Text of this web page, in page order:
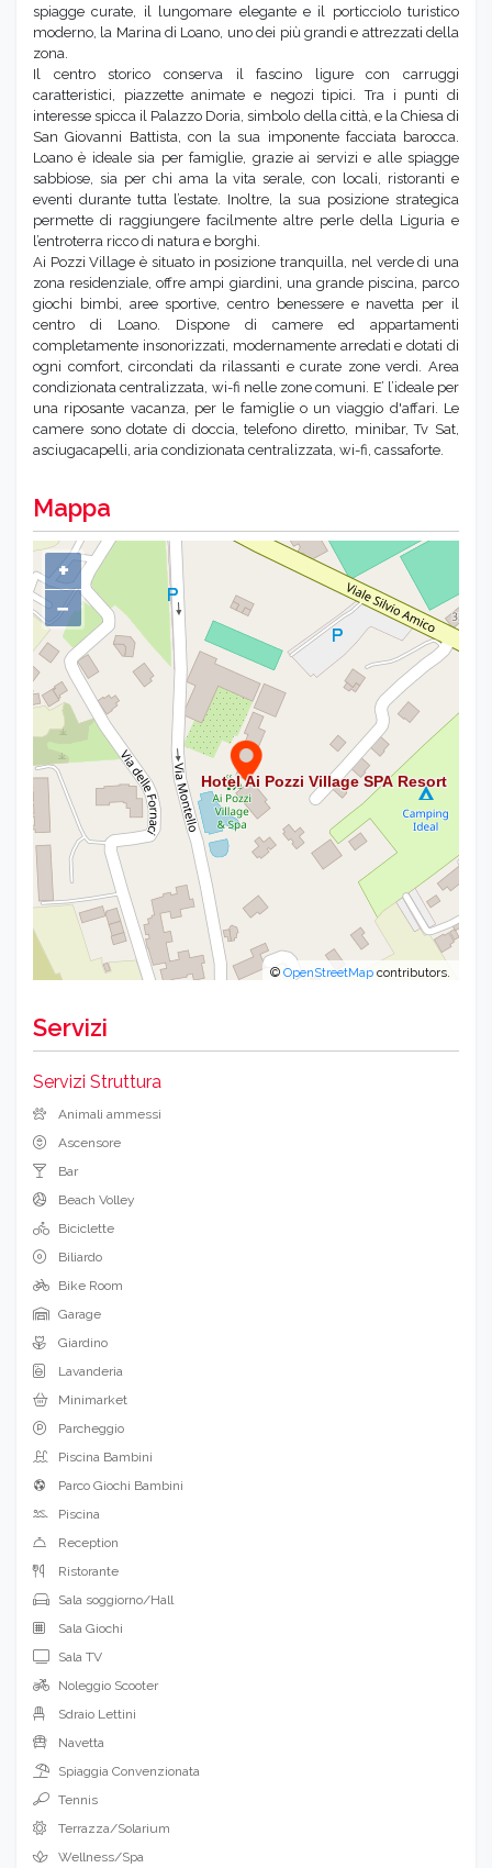
spiagge curate, il lungomare elegante e il porticciolo turistico
moderno, la Marina di Loano, uno dei più grandi e attrezzati della
zona.
Il centro storico conserva il fascino ligure con carruggi
caratteristici, piazzette animate e negozi tipici. Tra i punti di
interesse spicca il Palazzo Doria, simbolo della città, e la Chiesa di
San Giovanni Battista, con la sua imponente facciata barocca.
Loano è ideale sia per famiglie, grazie ai servizi e alle spiagge
sabbiose, sia per chi ama la vita serale, con locali, ristoranti e
eventi durante tutta l’estate. Inoltre, la sua posizione strategica
permette di raggiungere facilmente altre perle della Liguria e
l’entroterra ricco di natura e borghi.
Ai Pozzi Village è situato in posizione tranquilla, nel verde di una
zona residenziale, offre ampi giardini, una grande piscina, parco
giochi bimbi, aree sportive, centro benessere e navetta per il
centro di Loano. Dispone di camere ed appartamenti
completamente insonorizzati, modernamente arredati e dotati di
ogni comfort, circondati da rilassanti e curate zone verdi. Area
condizionata centralizzata, wi-fi nelle zone comuni. E’ l’ideale per
una riposante vacanza, per le famiglie o un viaggio d'affari. Le
camere sono dotate di doccia, telefono diretto, minibar, Tv Sat,
asciugacapelli, aria condizionata centralizzata, wi-fi, cassaforte.
Mappa
+
−
©OpenStreetMap contributors.
Servizi
Servizi Struttura
Animali ammessi
Ascensore
Bar
Beach Volley
Biciclette
Biliardo
Bike Room
Garage
Giardino
Lavanderia
Minimarket
Parcheggio
Piscina Bambini
Parco Giochi Bambini
Piscina
Reception
Ristorante
Sala soggiorno/Hall
Sala Giochi
Sala TV
Noleggio Scooter
Sdraio Lettini
Navetta
Spiaggia Convenzionata
Tennis
Terrazza/Solarium
Wellness/Spa